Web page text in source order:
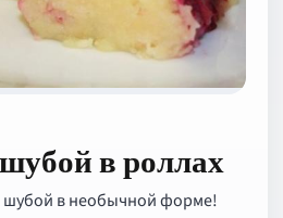
в роллах
в необычной форме!